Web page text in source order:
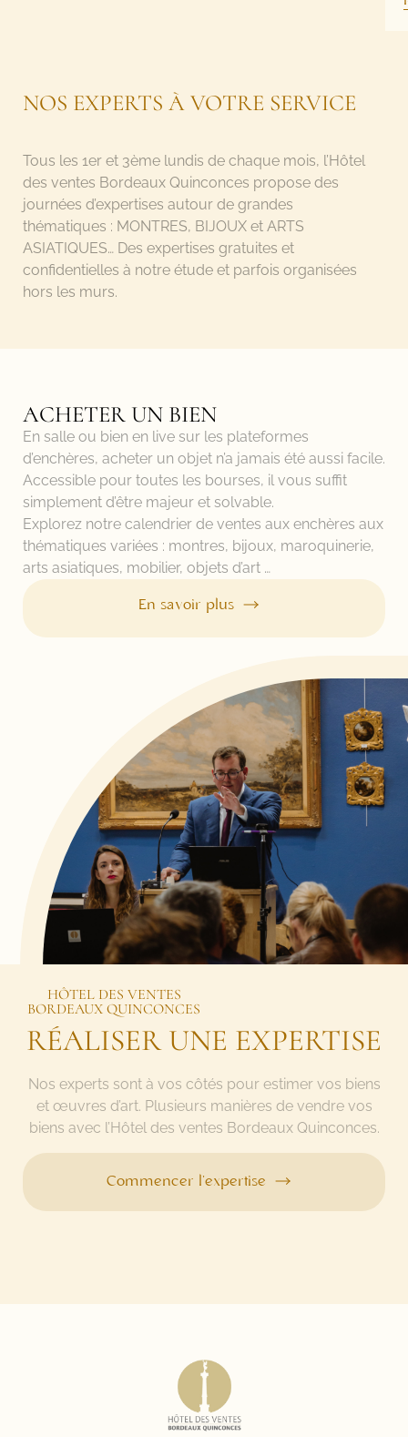
NOS EXPERTS À VOTRE SERVICE
Tous les 1er et 3ème lundis de chaque mois, l’Hôtel
des ventes Bordeaux Quinconces propose des
journées d’expertises autour de grandes
thématiques : MONTRES, BIJOUX et ARTS
ASIATIQUES… Des expertises gratuites et
confidentielles à notre étude et parfois organisées
hors les murs.
ACHETER UN BIEN
En salle ou bien en live sur les plateformes
d’enchères, acheter un objet n’a jamais été aussi facile.
Accessible pour toutes les bourses, il vous suffit
simplement d’être majeur et solvable.
Explorez notre calendrier de ventes aux enchères aux
thématiques variées : montres, bijoux, maroquinerie,
arts asiatiques, mobilier, objets d’art …
En savoir plus
HÔTEL DES VENTES
BORDEAUX QUINCONCES
RÉALISER UNE EXPERTISE
Nos experts sont à vos côtés pour estimer vos biens
et œuvres d’art. Plusieurs manières de vendre vos
biens avec l’Hôtel des ventes Bordeaux Quinconces.
Commencer l’expertise